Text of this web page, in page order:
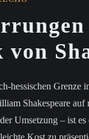
hessischen Grenze
Shakespeare
Umsetzung – ist
Kost zu